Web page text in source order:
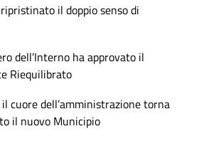
il doppio senso di
dell’Interno ha approvato il
Riequilibrato
cuore dell’amministrazione torna
il nuovo Municipio